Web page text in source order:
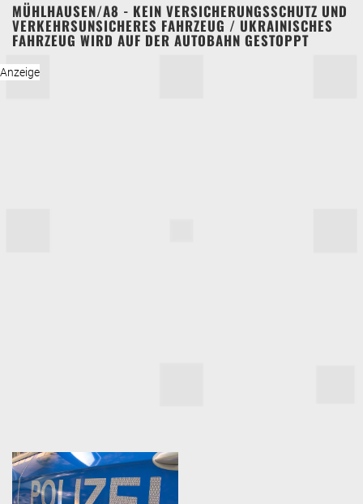
MÜHLHAUSEN/A8 - KEIN VERSICHERUNGSSCHUTZ UND
VERKEHRSUNSICHERES FAHRZEUG / UKRAINISCHES
FAHRZEUG WIRD AUF DER AUTOBAHN GESTOPPT